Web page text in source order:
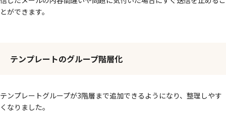
とができます。
テンプレートのグループ階層化
テンプレートグループが3階層まで追加できるようになり、整理しやす
くなりました。